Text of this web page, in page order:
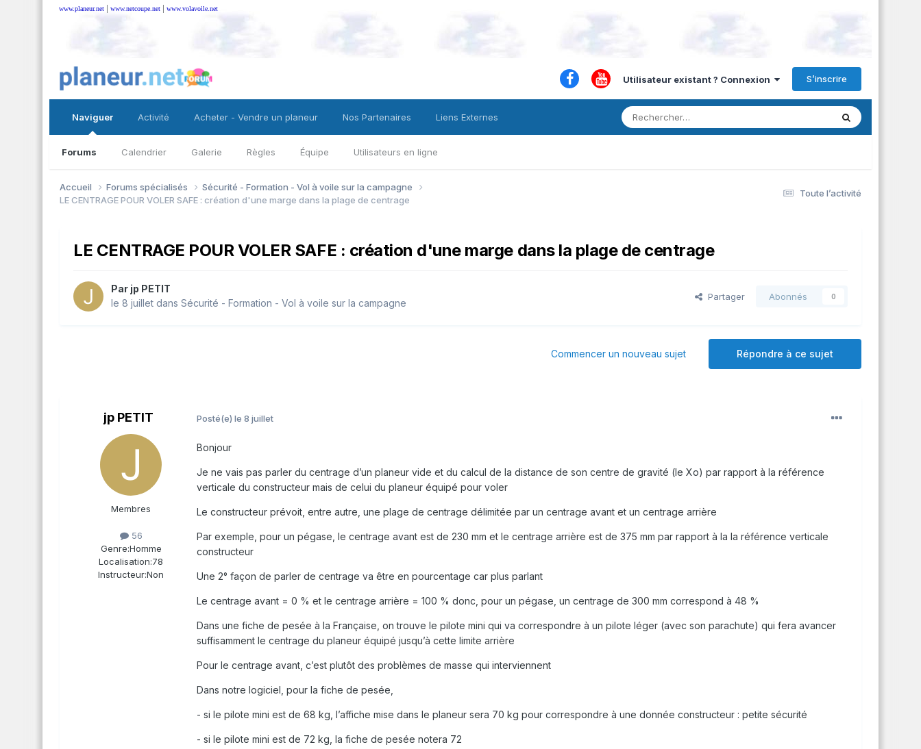
www.planeur.net | www.netcoupe.net | www.volavoile.net
Utilisateur existant ? Connexion S’inscrire
Naviguer
Forums Calendrier Galerie Règles Équipe Utilisateurs en ligne
Activité Acheter - Vendre un planeur Nos Partenaires Liens Externes
Toute l’activité
Accueil Forums spécialisés
Sécurité - Formation - Vol à voile sur la campagne
LE CENTRAGE POUR VOLER SAFE : création d'une marge dans la plage de centrage
LE CENTRAGE POUR VOLER SAFE : création d'une marge dans la plage de centrage
Par jp PETIT
le 8 juillet dans Sécurité - Formation - Vol à voile sur la campagne
Partager Abonnés 0
Répondre à ce sujet
Commencer un nouveau sujet
jp PETIT
Membres
56
Genre:Homme
Localisation:78
Instructeur:Non
Posté(e) le 8 juillet
Bonjour
Je ne vais pas parler du centrage d’un planeur vide et du calcul de la distance de son centre de gravité (le Xo) par rapport à la référence
verticale du constructeur mais de celui du planeur équipé pour voler
Le constructeur prévoit, entre autre, une plage de centrage délimitée par un centrage avant et un centrage arrière
Par exemple, pour un pégase, le centrage avant est de 230 mm et le centrage arrière est de 375 mm par rapport à la la référence verticale
constructeur
Une 2° façon de parler de centrage va être en pourcentage car plus parlant
Le centrage avant = 0 % et le centrage arrière = 100 % donc, pour un pégase, un centrage de 300 mm correspond à 48 %
Dans une fiche de pesée à la Française, on trouve le pilote mini qui va correspondre à un pilote léger (avec son parachute) qui fera avancer
suffisamment le centrage du planeur équipé jusqu’à cette limite arrière
Pour le centrage avant, c’est plutôt des problèmes de masse qui interviennent
Dans notre logiciel, pour la fiche de pesée,
- si le pilote mini est de 68 kg, l’affiche mise dans le planeur sera 70 kg pour correspondre à une donnée constructeur : petite sécurité
- si le pilote mini est de 72 kg, la fiche de pesée notera 72